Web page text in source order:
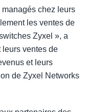
chez leurs
les ventes de
Zyxel », a
leurs ventes de
et leurs
de Zyxel Networks